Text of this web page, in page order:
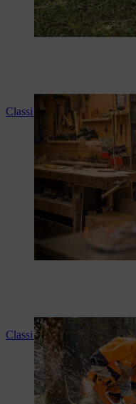
Classi di polvere
Classi di protezione dal taglio